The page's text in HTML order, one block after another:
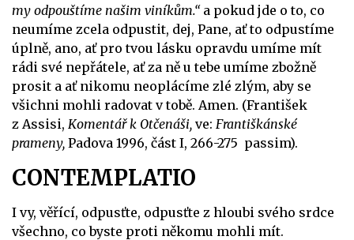
my odpouštíme našim viníkům.“ a pokud jde o to, co
neumíme zcela odpustit, dej, Pane, ať to odpustíme
úplně, ano, ať pro tvou lásku opravdu umíme mít
rádi své nepřátele, ať za ně u tebe umíme zbožně
prosit a ať nikomu neoplácíme zlé zlým, aby se
všichni mohli radovat v tobě. Amen. (František
z Assisi, Komentář k Otčenáši, ve: Františkánské
prameny, Padova 1996, část I, 266-275 passim).
CONTEMPLATIO
I vy, věřící, odpusťte, odpusťte z hloubi svého srdce
všechno, co byste proti někomu mohli mít.